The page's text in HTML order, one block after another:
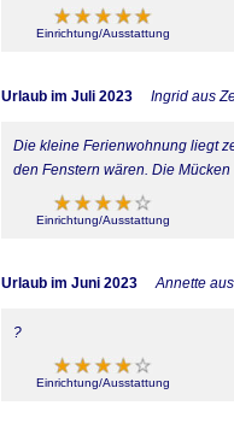
Einrichtung/Ausstattung
Urlaub im Juli 2023 Ingrid aus
Die kleine Ferienwohnung liegt
den Fenstern wären. Die
Einrichtung/Ausstattung
Urlaub im Juni 2023 Annette
?
Einrichtung/Ausstattung